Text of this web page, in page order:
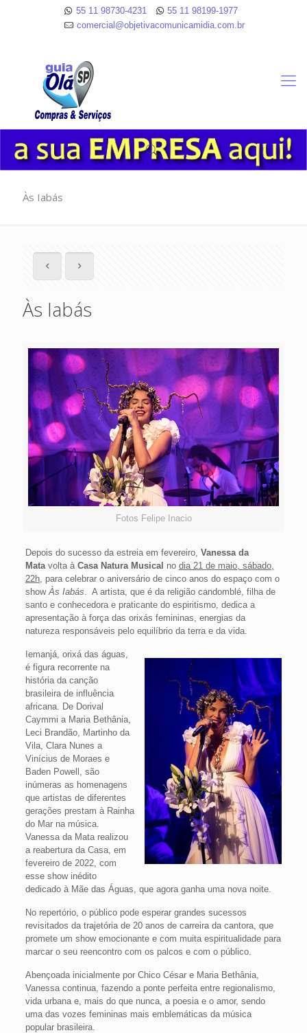
55 11 98730-4231
55 11 98199-1977
comercial@objetivacomunicamidia.com.br
Às Iabás
Às Iabás
Fotos Felipe Inacio
Depois do sucesso da estreia em fevereiro, Vanessa da
Mata volta àCasa Natura Musical no dia 21 de maio, sábado,
22h, para celebrar o aniversário de cinco anos do espaço com o
show Às Iabás . A artista, que é da religião candomblé, filha de
santo e conhecedora e praticante do espiritismo, dedica a
apresentação à força das orixás femininas, energias da
natureza responsáveis pelo equilíbrio da terra e da vida.
Iemanjá, orixá das águas,
é figura recorrente na
história da canção
brasileira de influência
africana. De Dorival
Caymmi a Maria Bethânia,
Leci Brandão, Martinho da
Vila, Clara Nunes a
Vinícius de Moraes e
Baden Powell, são
inúmeras as homenagens
que artistas de diferentes
gerações prestam à Rainha
do Mar na música.
Vanessa da Mata realizou
a reabertura da Casa, em
fevereiro de 2022, com
esse show inédito
dedicado à Mãe das Águas, que agora ganha uma nova noite.
No repertório, o público pode esperar grandes sucessos
revisitados da trajetória de 20 anos de carreira da cantora, que
promete um show emocionante e com muita espiritualidade para
marcar o seu reencontro com os palcos e com o público.
Abençoada inicialmente por Chico César e Maria Bethânia,
Vanessa continua, fazendo a ponte perfeita entre regionalismo,
vida urbana e, mais do que nunca, a poesia e o amor, sendo
uma das vozes femininas mais emblemáticas da música
popular brasileira.